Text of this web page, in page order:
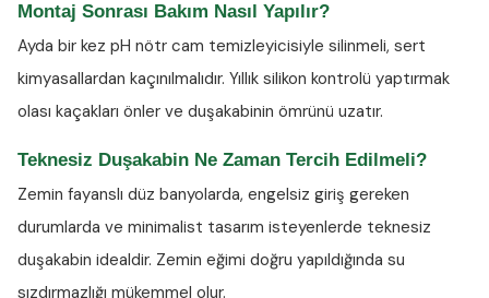
Montaj Sonrası Bakım Nasıl Yapılır?
Ayda bir kez pH nötr cam temizleyicisiyle silinmeli, sert
kimyasallardan kaçınılmalıdır. Yıllık silikon kontrolü yaptırmak
olası kaçakları önler ve duşakabinin ömrünü uzatır.
Teknesiz Duşakabin Ne Zaman Tercih Edilmeli?
Zemin fayanslı düz banyolarda, engelsiz giriş gereken
durumlarda ve minimalist tasarım isteyenlerde teknesiz
duşakabin idealdir. Zemin eğimi doğru yapıldığında su
sızdırmazlığı mükemmel olur.